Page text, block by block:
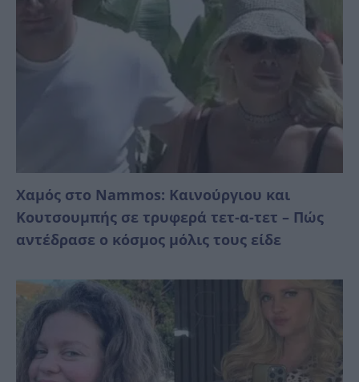
Χαμός στο Nammos: Καινούργιου και
Κουτσουμπής σε τρυφερά τετ-α-τετ – Πώς
αντέδρασε ο κόσμος μόλις τους είδε